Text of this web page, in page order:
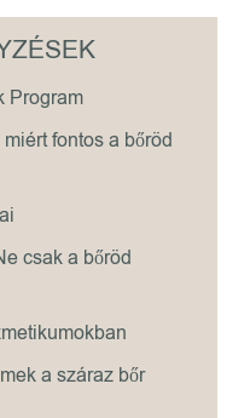
Program
fontos a bőröd
csak a bőröd
a száraz bőr